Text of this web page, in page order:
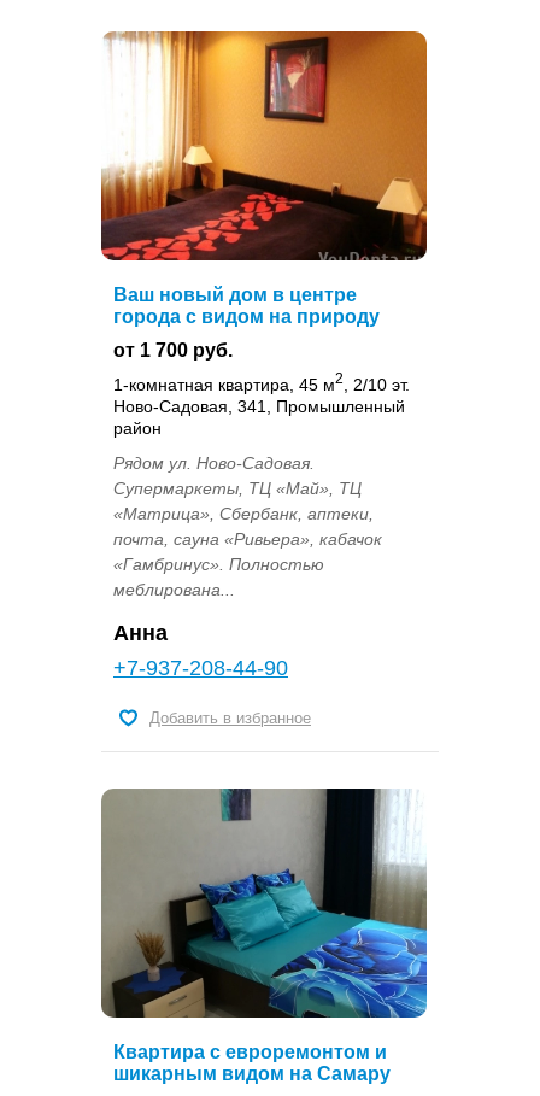
Ваш новый дом в центре
города с видом на природу
от 1 700 руб.
1-комнатная квартира, 45 м2
, 2/10 эт.
Ново-Садовая, 341, Промышленный
район
Рядом ул. Ново-Садовая.
Супермаркеты, ТЦ «Май», ТЦ
«Матрица», Сбербанк, аптеки,
почта, сауна «Ривьера», кабачок
«Гамбринус». Полностью
меблирована...
Анна
+7-937-208-44-90
Добавить в избранное
Квартира с евроремонтом и
шикарным видом на Самару